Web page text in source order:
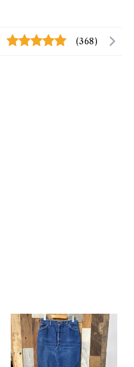
(368)